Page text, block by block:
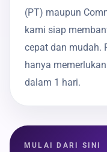
(PT) maupun
kami siap
cepat dan mudah.
hanya
dalam 1 hari.
MULAI DARI SINI